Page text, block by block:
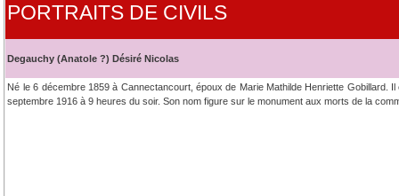
PORTRAITS DE CIVILS
Degauchy (Anatole ?) Désiré Nicolas
Né le 6 décembre 1859 à Cannectancourt, époux de Marie Mathilde Henriette Gobillard.
septembre 1916 à 9 heures du soir. Son nom figure sur le monument aux morts de la